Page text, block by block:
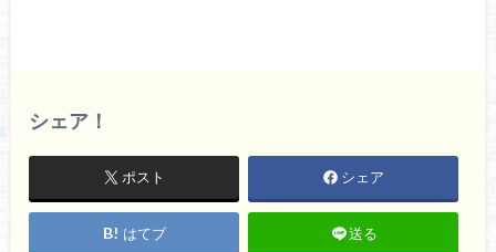
シェア！
ポスト シェア
はてブ 送る